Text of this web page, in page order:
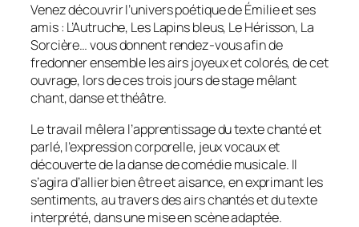
Venez découvrir l’univers poétique de Émilie et ses
amis : L’Autruche, Les Lapins bleus, Le Hérisson, La
Sorcière… vous donnent rendez-vous afin de
fredonner ensemble les airs joyeux et colorés, de cet
ouvrage, lors de ces trois jours de stage mêlant
chant, danse et théâtre.
Le travail mêlera l’apprentissage du texte chanté et
parlé, l’expression corporelle, jeux vocaux et
découverte de la danse de comédie musicale. Il
s’agira d’allier bien être et aisance, en exprimant les
sentiments, au travers des airs chantés et du texte
interprété, dans une mise en scène adaptée.